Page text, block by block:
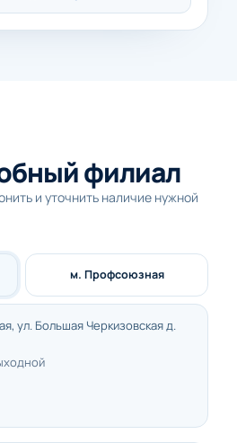
филиал
и уточнить наличие нужной
ул. Большая Черкизовская д.
м. Профсоюзная